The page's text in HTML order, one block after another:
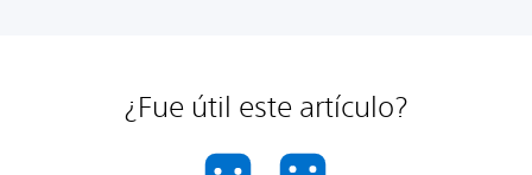
¿Fue útil este artículo?